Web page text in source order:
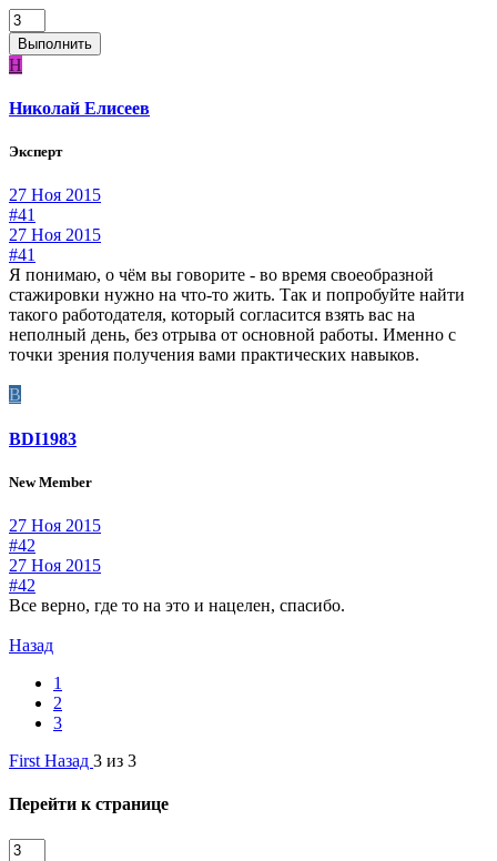
Выполнить
Н
Николай Елисеев
Эксперт
27 Ноя 2015
#41
27 Ноя 2015
#41
Я понимаю, о чём вы говорите - во время своеобразной
стажировки нужно на что-то жить. Так и попробуйте найти
такого работодателя, который согласится взять вас на
неполный день, без отрыва от основной работы. Именно с
точки зрения получения вами практических навыков.
B
BDI1983
New Member
27 Ноя 2015
#42
27 Ноя 2015
#42
Все верно, где то на это и нацелен, спасибо.
Назад
1
2
3
First Назад 3 из 3
Перейти к странице